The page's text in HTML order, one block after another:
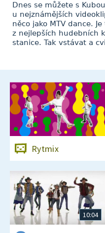
Dnes se můžete s
u nejznámějších
něco jako MTV dance.
z nejlepších hudebních
stanice. Tak vstávat a
Rytmix
10:04